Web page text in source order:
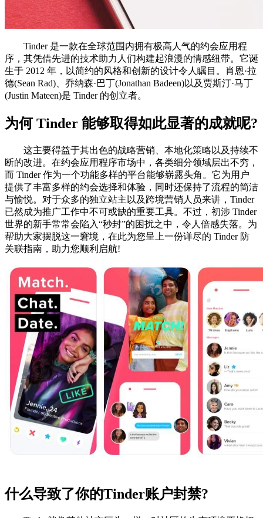
Tinder 是一款在全球范围内拥有极高人气的约会应用程
序，其凭借先进的技术助力人们构建起浪漫的情感纽带。它诞
生于 2012 年，以简约的风格和创新的设计令人瞩目。肖恩·拉
德(Sean Rad)、乔纳森·巴丁(Jonathan Badeen)以及贾斯汀·马丁
(Justin Mateen)是 Tinder 的创立者。
为何 Tinder 能够取得如此显著的成就呢?
这主要得益于其出色的战略营销、本地化策略以及持续不
断的改进。在约会应用程序市场中，各类细分领域层出不穷，
而 Tinder 作为一个功能多样的平台能够崭露头角。它为用户
提供了丰富多样的约会选择和体验，同时还保持了流程的简洁
与愉悦。对于众多的独立站主以及跨境营销人员来讲，Tinder
已然成为推广工作中不可或缺的重要工具。不过，初涉 Tinder
世界的新手常常会陷入“秒封”的困扰之中，令人倍感失落。为
帮助大家摆脱这一窘境，在此为您呈上一份详尽的 Tinder 防
关联指南，助力您顺利启航!
什么导致了你的Tinder账户封禁?